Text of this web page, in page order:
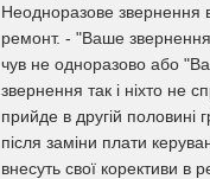
Неодноразове звернення
ремонт. - "Ваше звернення
чув не одноразово або
звернення так і ніхто не
прийде в другій половині
після заміни плати
внесуть свої корективи в